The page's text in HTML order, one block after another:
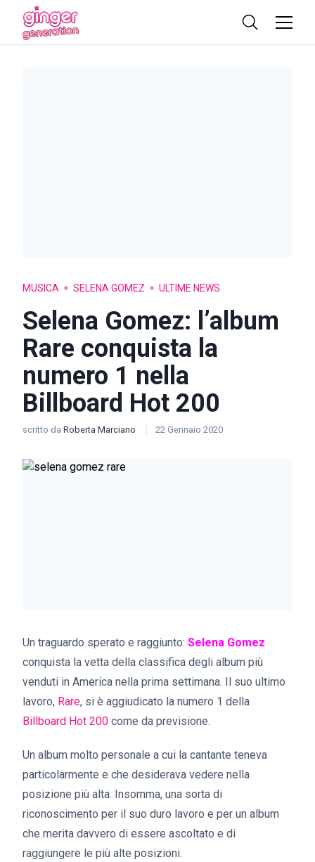
MUSICA SELENA GOMEZ ULTIME NEWS
Selena Gomez: l’album
Rare conquista la
numero 1 nella
Billboard Hot 200
scritto da Roberta Marciano 22 Gennaio 2020
Un traguardo sperato e raggiunto: Selena Gomez
conquista la vetta della classifica degli album più
venduti in America nella prima settimana. Il suo ultimo
lavoro, Rare, si è aggiudicato la numero 1 della
Billboard Hot 200 come da previsione.
Un album molto personale a cui la cantante teneva
particolarmente e che desiderava vedere nella
posizione più alta. Insomma, una sorta di
riconoscimento per il suo duro lavoro e per un album
che merita davvero di essere ascoltato e di
raggiungere le più alte posizioni.